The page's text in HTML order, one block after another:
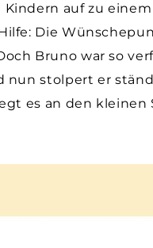
auf zu
Die
Bruno war so
stolpert er
es an den